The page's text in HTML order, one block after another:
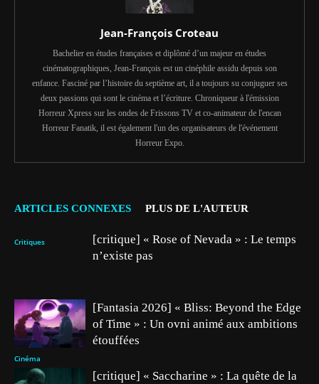
Jean-François Croteau
Bachelier en études françaises et diplômé d’un majeur en études
cinématographiques, Jean-François est un cinéphile assidu depuis son
enfance. Fasciné par l’histoire du septième art, il a toujours su conjuguer ses
deux passions qui sont le cinéma et l’écriture. Chroniqueur à l'émission
Horreur Xpress sur les ondes de Frissons TV et co-animateur de l'encan
Horreur Fanatik, il est également l'un des organisateurs de l'événement
Horreur Expo.
ARTICLES CONNEXES PLUS DE L'AUTEUR
Critiques
[critique] « Rose of Nevada » : Le temps
n’existe pas
Cinéma
[Fantasia 2026] « Bliss: Beyond the Edge
of Time » : Un ovni animé aux ambitions
étouffées
[critique] « Saccharine » : La quête de la